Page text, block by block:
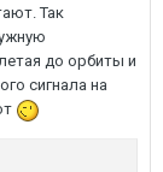
Так
до орбиты и
сигнала на